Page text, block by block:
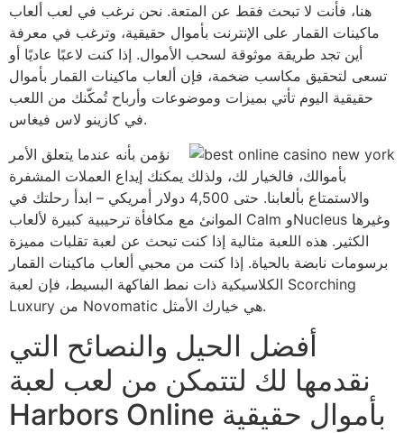
هنا، فأنت لا تبحث فقط عن المتعة. نحن نرغب في لعب ألعاب
ماكينات القمار على الإنترنت بأموال حقيقية، وترغب في معرفة
أين تجد طريقة موثوقة لسحب الأموال. إذا كنت لاعبًا عاديًا أو
تسعى لتحقيق مكاسب ضخمة، فإن ألعاب ماكينات القمار بأموال
حقيقية اليوم تأتي بميزات وموضوعات وأرباح تُمكّنك من اللعب
في كازينو لاس فيغاس.
نؤمن بأنه عندما يتعلق الأمر
بأموالك، فالخيار لك، ولذلك يمكنك إيداع العملات المشفرة
والاستمتاع بألعابنا. حتى 4,500 دولار أمريكي – ابدأ رحلتك في
الموانئ مع مكافأة ترحيبية كبيرة لألعاب Calm وNucleus وغيرها
الكثير. هذه اللعبة مثالية إذا كنت تبحث عن لعبة تقلبات مميزة
برسومات نابضة بالحياة. إذا كنت من محبي ألعاب ماكينات القمار
الكلاسيكية ذات نمط الفاكهة البسيط، فإن لعبة Scorching
Luxury من Novomatic هي خيارك الأمثل.
أفضل الحيل والنصائح التي
نقدمها لك لتتمكن من لعب لعبة
Harbors Online بأموال حقيقية